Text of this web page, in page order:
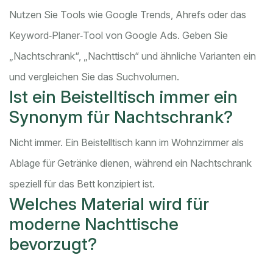
Nutzen Sie Tools wie Google Trends, Ahrefs oder das
Keyword‑Planer‑Tool von Google Ads. Geben Sie
„Nachtschrank“, „Nachttisch“ und ähnliche Varianten ein
und vergleichen Sie das Suchvolumen.
Ist ein Beistelltisch immer ein
Synonym für Nachtschrank?
Nicht immer. Ein Beistelltisch kann im Wohnzimmer als
Ablage für Getränke dienen, während ein Nachtschrank
speziell für das Bett konzipiert ist.
Welches Material wird für
moderne Nachttische
bevorzugt?